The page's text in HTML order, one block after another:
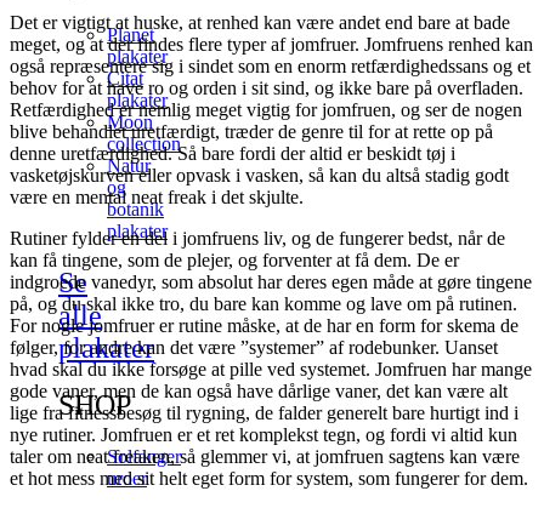
Planet
plakater
Citat
plakater
Moon
collection
Natur
og
botanik
plakater
Se
alle
plakater
SHOP
Solfanger
uroer
Det er vigtigt at huske, at renhed kan være andet end bare at bade
meget, og at der findes flere typer af jomfruer. Jomfruens renhed kan
også repræsentere sig i sindet som en enorm retfærdighedssans og et
behov for at have ro og orden i sit sind, og ikke bare på overfladen.
Retfærdighed er nemlig meget vigtig for jomfruen, og ser de nogen
blive behandlet uretfærdigt, træder de genre til for at rette op på
denne uretfærdighed. Så bare fordi der altid er beskidt tøj i
vasketøjskurven eller opvask i vasken, så kan du altså stadig godt
være en mental neat freak i det skjulte.
Rutiner fylder en del i jomfruens liv, og de fungerer bedst, når de
kan få tingene, som de plejer, og forventer at få dem. De er
indgroede vanedyr, som absolut har deres egen måde at gøre tingene
på, og du skal ikke tro, du bare kan komme og lave om på rutinen.
For nogle jomfruer er rutine måske, at de har en form for skema de
følger, for andre kan det være ”systemer” af rodebunker. Uanset
hvad skal du ikke forsøge at pille ved systemet. Jomfruen har mange
gode vaner, men de kan også have dårlige vaner, det kan være alt
lige fra fitnessbesøg til rygning, de falder generelt bare hurtigt ind i
nye rutiner. Jomfruen er et ret komplekst tegn, og fordi vi altid kun
taler om neat freaken, så glemmer vi, at jomfruen sagtens kan være
et hot mess med sit helt eget form for system, som fungerer for dem.